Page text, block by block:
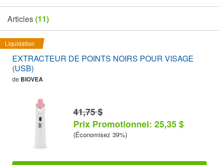
Articles(11)
Liquidation
EXTRACTEUR DE POINTS NOIRS POUR VISAGE
(USB)
de BIOVEA
41,75 $
Prix Promotionnel: 25,35 $
(Économisez 39%)